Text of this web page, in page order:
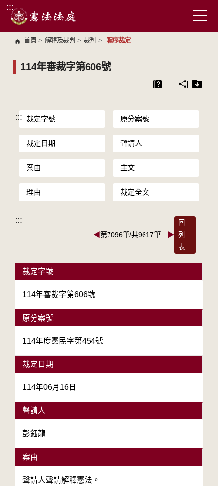
跳到主要內容區塊
:::
首頁 > 解釋及裁判 > 裁判 > 程序裁定
114年審裁字第606號
::: 裁定字號 原分案號
裁定日期 聲請人
案由 主文
理由 裁定全文
:::
◀第7096筆/共9617筆 ▶
回
列
表
裁定字號
114年審裁字第606號
原分案號
114年度憲民字第454號
裁定日期
114年06月16日
聲請人
彭鈺龍
案由
聲請人聲請解釋憲法。